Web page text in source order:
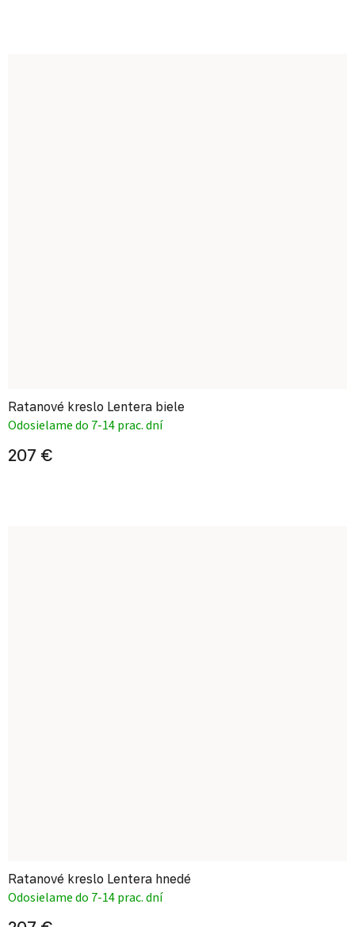
Ratanové kreslo Lentera biele
Odosielame do 7-14 prac. dní
207 €
Ratanové kreslo Lentera hnedé
Odosielame do 7-14 prac. dní